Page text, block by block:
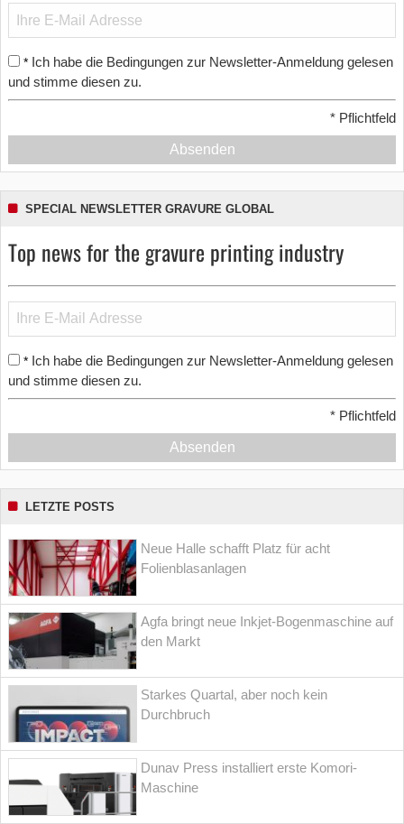
* Ich habe die Bedingungen zur Newsletter-Anmeldung gelesen
und stimme diesen zu.
* Pflichtfeld
Absenden
SPECIAL NEWSLETTER GRAVURE GLOBAL
Top news for the gravure printing industry
* Ich habe die Bedingungen zur Newsletter-Anmeldung gelesen
und stimme diesen zu.
* Pflichtfeld
Absenden
LETZTE POSTS
Neue Halle schafft Platz für acht
Folienblasanlagen
Agfa bringt neue Inkjet-Bogenmaschine auf
den Markt
Starkes Quartal, aber noch kein
Durchbruch
Dunav Press installiert erste Komori-
Maschine